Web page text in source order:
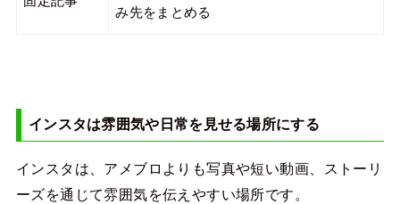
み先をまとめる
インスタは雰囲気や日常を見せる場所にする
インスタは、アメブロよりも写真や短い動画、ストーリ
ーズを通じて雰囲気を伝えやすい場所です。